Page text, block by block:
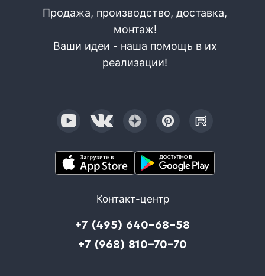
Продажа, производство, доставка,
монтаж!
Ваши идеи - наша помощь в их
реализации!
Контакт-центр
+7 (495) 640-68-58
+7 (968) 810-70-70